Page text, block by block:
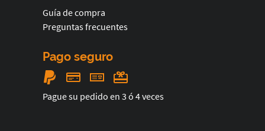
Guía de compra
Preguntas frecuentes
Pago seguro
Pague su pedido en 3 ó 4 veces